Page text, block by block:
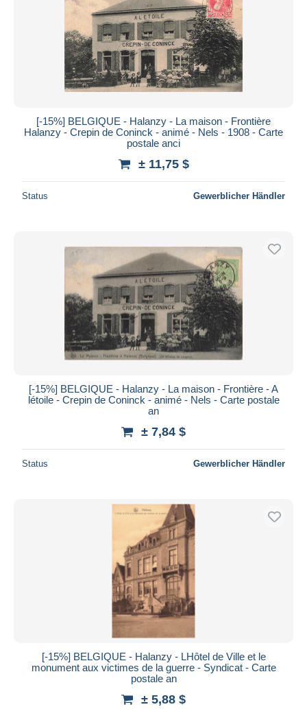
[-15%] BELGIQUE - Halanzy - La maison - Frontière
Halanzy - Crepin de Coninck - animé - Nels - 1908 - Carte
postale anci
± 11,75 $
Status Gewerblicher Händler
[-15%] BELGIQUE - Halanzy - La maison - Frontière - A
létoile - Crepin de Coninck - animé - Nels - Carte postale
an
± 7,84 $
Status Gewerblicher Händler
[-15%] BELGIQUE - Halanzy - LHôtel de Ville et le
monument aux victimes de la guerre - Syndicat - Carte
postale an
± 5,88 $